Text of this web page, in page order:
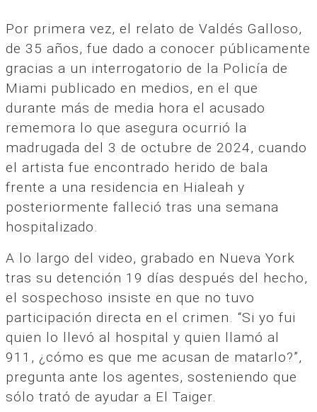
Por primera vez, el relato de Valdés Galloso,
de 35 años, fue dado a conocer públicamente
gracias a un interrogatorio de la Policía de
Miami publicado en medios, en el que
durante más de media hora el acusado
rememora lo que asegura ocurrió la
madrugada del 3 de octubre de 2024, cuando
el artista fue encontrado herido de bala
frente a una residencia en Hialeah y
posteriormente falleció tras una semana
hospitalizado.
A lo largo del video, grabado en Nueva York
tras su detención 19 días después del hecho,
el sospechoso insiste en que no tuvo
participación directa en el crimen. “Si yo fui
quien lo llevó al hospital y quien llamó al
911, ¿cómo es que me acusan de matarlo?”,
pregunta ante los agentes, sosteniendo que
sólo trató de ayudar a El Taiger.